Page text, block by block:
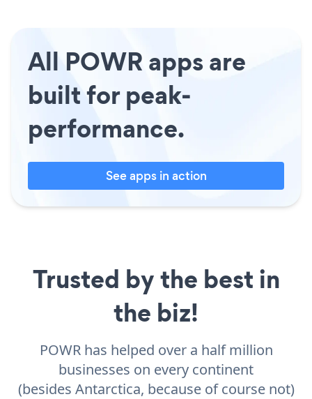
All POWR apps are
built for peak-
performance.
See apps in action
Trusted by the best in
the biz!
POWR has helped over a half million
businesses on every continent
(besides Antarctica, because of course not)